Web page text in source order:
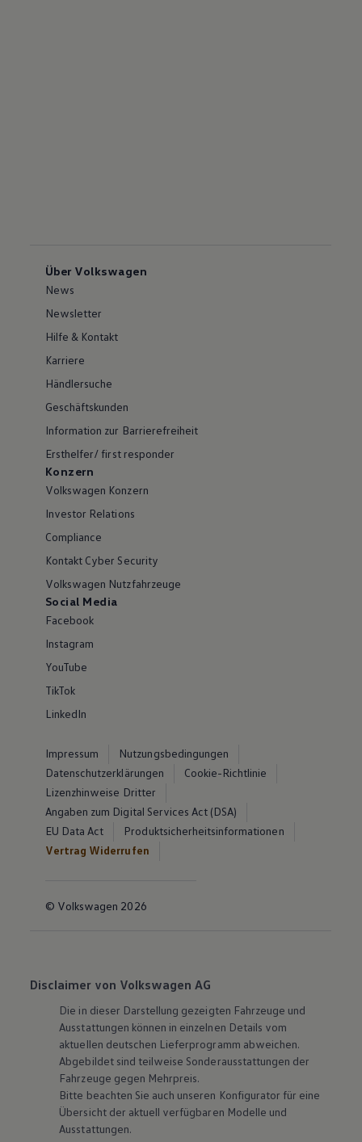
Über Volkswagen
News
Newsletter
Hilfe & Kontakt
Karriere
Händlersuche
Geschäftskunden
Information zur Barrierefreiheit
Ersthelfer/ first responder
Konzern
Volkswagen Konzern
Investor Relations
Compliance
Kontakt Cyber Security
Volkswagen Nutzfahrzeuge
Social Media
Facebook
Instagram
YouTube
TikTok
LinkedIn
Impressum
Nutzungsbedingungen
Datenschutzerklärungen
Cookie-Richtlinie
Lizenzhinweise Dritter
Angaben zum Digital Services Act (DSA)
EU Data Act
Produktsicherheitsinformationen
Vertrag Widerrufen
© Volkswagen 2026
Disclaimer von Volkswagen AG
Die in dieser Darstellung gezeigten Fahrzeuge und
Ausstattungen können in einzelnen Details vom
aktuellen deutschen Lieferprogramm abweichen.
Abgebildet sind teilweise Sonderausstattungen der
Fahrzeuge gegen Mehrpreis.
Bitte beachten Sie auch unseren Konfigurator für eine
Übersicht der aktuell verfügbaren Modelle und
Ausstattungen.